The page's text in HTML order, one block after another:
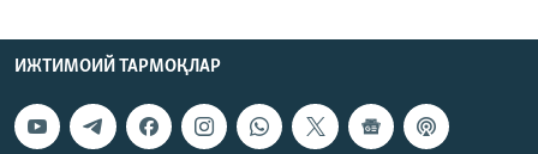
ИЖТИМОИЙ ТАРМОҚЛАР